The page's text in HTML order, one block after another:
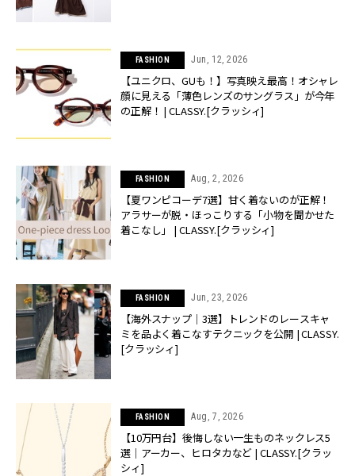
FASHION Jun, 12, 2026
【ユニクロ、GUも！】写真映え最高！オシャレ
顔に見える「薄色レンズのサングラス」が今年
の正解！ | CLASSY.[クラッシィ]
FASHION Aug, 2, 2026
【夏ワンピコーデ7選】甘く着ないのが正解！
アラサーが脱・ほっこりする「小物を聞かせた
着こなし」 | CLASSY.[クラッシィ]
FASHION Jun, 23, 2026
【海外スナップ｜3選】トレンドのレースキャ
ミを品よく着こなすテクニックを公開 | CLASSY.
[クラッシィ]
FASHION Aug, 7, 2026
【10万円台】後悔しない一生ものネックレス5
選｜アーカー、ヒロタカなど | CLASSY.[クラッ
シィ]